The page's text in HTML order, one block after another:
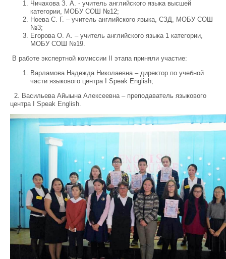
Чичахова З. А. - учитель английского языка высшей
категории, МОБУ СОШ №12;
Ноева С. Г. – учитель английского языка, СЗД, МОБУ СОШ
№3;
Егорова О. А. – учитель английского языка 1 категории,
МОБУ СОШ №19.
В работе экспертной комиссии II этапа приняли участие:
Варламова Надежда Николаевна – директор по учебной
части языкового центра I Speak English;
2. Васильева Айыына Алексеевна – преподаватель языкового
центра I Speak English.